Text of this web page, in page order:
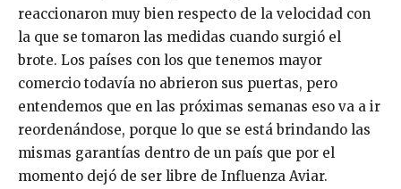
reaccionaron muy bien respecto de la velocidad con
la que se tomaron las medidas cuando surgió el
brote. Los países con los que tenemos mayor
comercio todavía no abrieron sus puertas, pero
entendemos que en las próximas semanas eso va a ir
reordenándose, porque lo que se está brindando las
mismas garantías dentro de un país que por el
momento dejó de ser libre de Influenza Aviar.